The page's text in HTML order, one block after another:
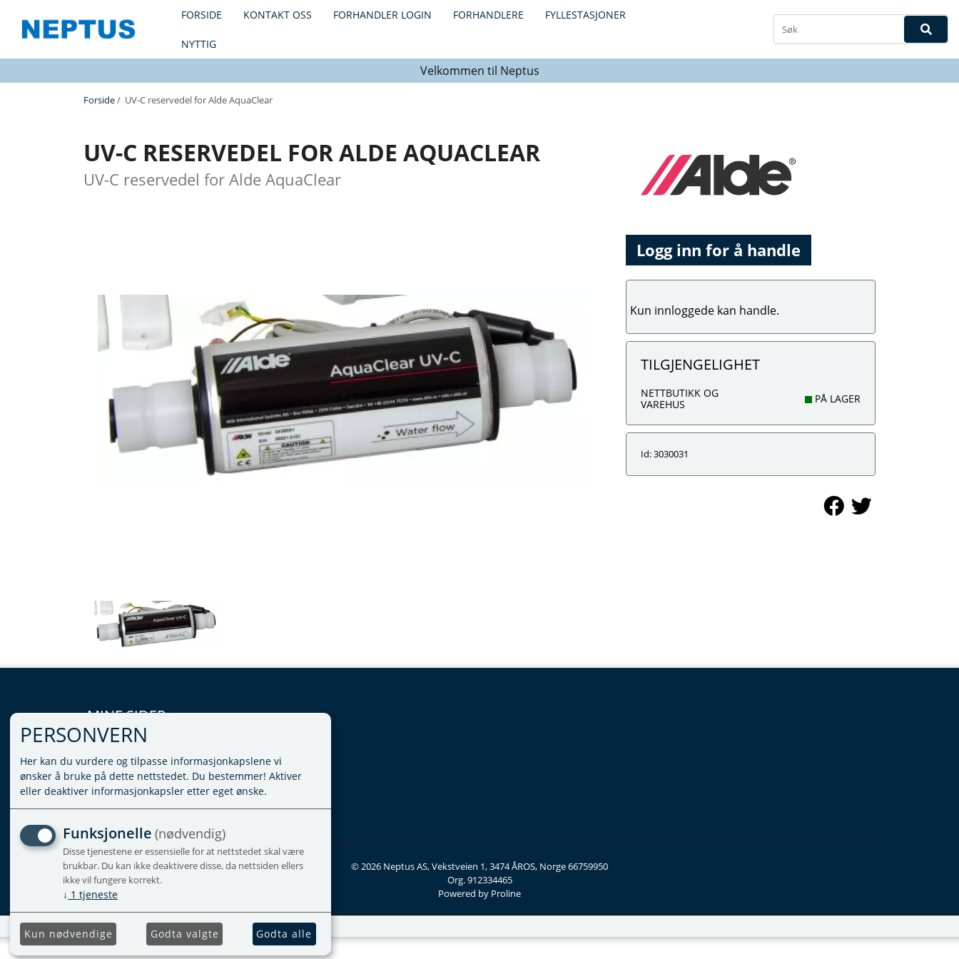
FORSIDE KONTAKT OSS FORHANDLER LOGIN FORHANDLERE FYLLESTASJONER
NYTTIG
Velkommen til Neptus
Forside/ UV-C reservedel for Alde AquaClear
UV-C RESERVEDEL FOR ALDE AQUACLEAR
UV-C reservedel for Alde AquaClear
Logg inn for å handle
Kun innloggede kan handle.
TILGJENGELIGHET
NETTBUTIKK OG
VAREHUS
PÅ LAGER
Id: 3030031
MINE SIDER
LOGG INN
VILKÅR
PERSONVERNERKLÆRING
ADMINISTRER COOKIES
© 2026 Neptus AS, Vekstveien 1, 3474 ÅROS, Norge 66759950
Org. 912334465
Powered by Proline
PERSONVERN
Her kan du vurdere og tilpasse informasjonkapslene vi
ønsker å bruke på dette nettstedet. Du bestemmer! Aktiver
eller deaktiver informasjonkapsler etter eget ønske.
Funksjonelle (nødvendig)
Disse tjenestene er essensielle for at nettstedet skal være
brukbar. Du kan ikke deaktivere disse, da nettsiden ellers
ikke vil fungere korrekt.
↓ 1 tjeneste
Kun nødvendige Godta valgte Godta alle